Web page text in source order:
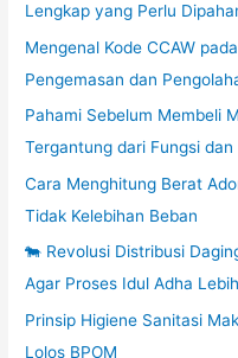
Lengkap yang Perlu
Mengenal Kode CCAW
Pengemasan dan
Pahami Sebelum Membeli
Tergantung dari Fungsi
Cara Menghitung Berat
Tidak Kelebihan Beban
🐄 Revolusi Distribusi
Agar Proses Idul Adha
Prinsip Higiene Sanitasi
Lolos BPOM